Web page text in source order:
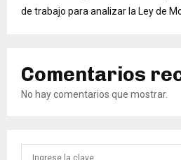
de trabajo para analizar la Ley de
Comentarios
No hay comentarios que mostrar.